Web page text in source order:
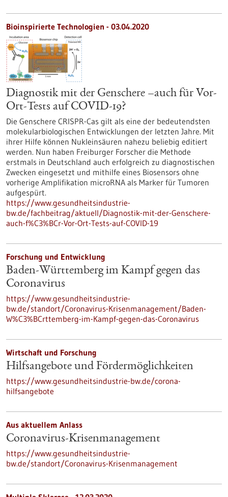
Bioinspirierte Technologien - 03.04.2020
Diagnostik mit der Genschere –auch für Vor-
Ort-Tests auf COVID-19?
Die Genschere CRISPR-Cas gilt als eine der bedeutendsten
molekularbiologischen Entwicklungen der letzten Jahre. Mit
ihrer Hilfe können Nukleinsäuren nahezu beliebig editiert
werden. Nun haben Freiburger Forscher die Methode
erstmals in Deutschland auch erfolgreich zu diagnostischen
Zwecken eingesetzt und mithilfe eines Biosensors ohne
vorherige Amplifikation microRNA als Marker für Tumoren
aufgespürt.
https://www.gesundheitsindustrie-
bw.de/fachbeitrag/aktuell/Diagnostik-mit-der-Genschere-
auch-f%C3%BCr-Vor-Ort-Tests-auf-COVID-19
Forschung und Entwicklung
Baden-Württemberg im Kampf gegen das
Coronavirus
https://www.gesundheitsindustrie-
bw.de/standort/Coronavirus-Krisenmanagement/Baden-
W%C3%BCrttemberg-im-Kampf-gegen-das-Coronavirus
Wirtschaft und Forschung
Hilfsangebote und Fördermöglichkeiten
https://www.gesundheitsindustrie-bw.de/corona-
hilfsangebote
Aus aktuellem Anlass
Coronavirus-Krisenmanagement
https://www.gesundheitsindustrie-
bw.de/standort/Coronavirus-Krisenmanagement